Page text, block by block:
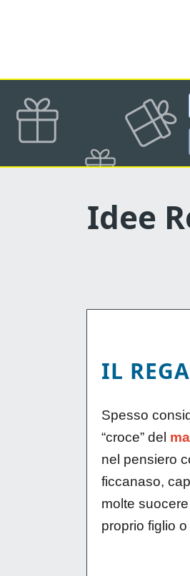
Idee
IL
Spesso
“croce” del
nel pensiero
ficcanaso,
molte
proprio figlio